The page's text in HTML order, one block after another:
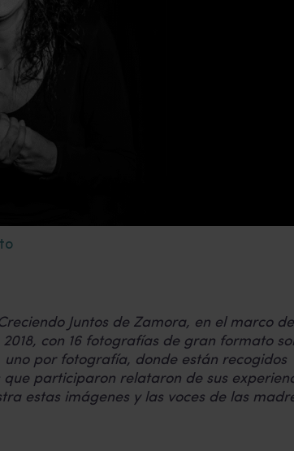
Juntos de Zamora, en el marco
con 16 fotografías de gran formato
uno por fotografía, donde están recogidos
participaron relataron de sus
estas imágenes y las voces de las